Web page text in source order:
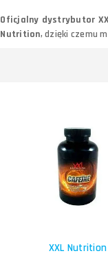
Oficjalny dystrybutor
Nutrition, dzięki czemu
XXL Nutrition